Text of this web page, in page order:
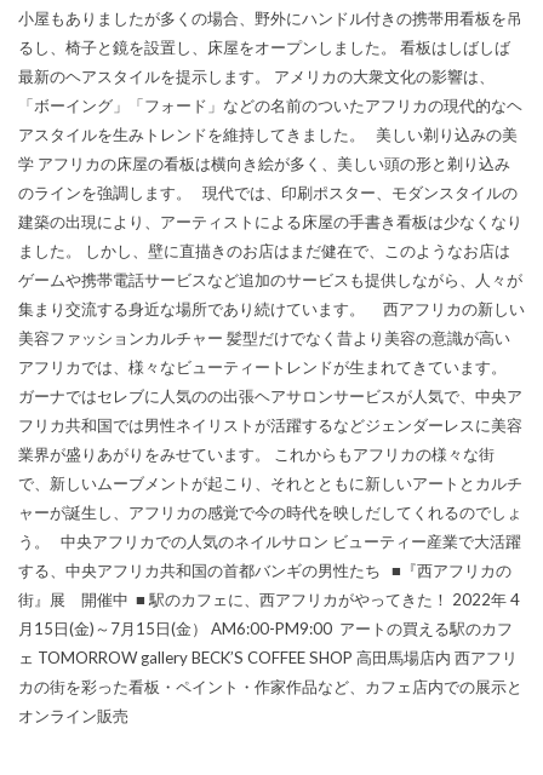
小屋もありましたが多くの場合、野外にハンドル付きの携帯用看板を吊
るし、椅子と鏡を設置し、床屋をオープンしました。 看板はしばしば
最新のヘアスタイルを提示します。 アメリカの大衆文化の影響は、
「ボーイング」「フォード」などの名前のついたアフリカの現代的なヘ
アスタイルを生みトレンドを維持してきました。 美しい剃り込みの美
学 アフリカの床屋の看板は横向き絵が多く、美しい頭の形と剃り込み
のラインを強調します。 現代では、印刷ポスター、モダンスタイルの
建築の出現により、アーティストによる床屋の手書き看板は少なくなり
ました。 しかし、壁に直描きのお店はまだ健在で、このようなお店は
ゲームや携帯電話サービスなど追加のサービスも提供しながら、人々が
集まり交流する身近な場所であり続けています。 西アフリカの新しい
美容ファッションカルチャー 髪型だけでなく昔より美容の意識が高い
アフリカでは、様々なビューティートレンドが生まれてきています。
ガーナではセレブに人気のの出張ヘアサロンサービスが人気で、中央ア
フリカ共和国では男性ネイリストが活躍するなどジェンダーレスに美容
業界が盛りあがりをみせています。 これからもアフリカの様々な街
で、新しいムーブメントが起こり、それとともに新しいアートとカルチ
ャーが誕生し、アフリカの感覚で今の時代を映しだしてくれるのでしょ
う。 中央アフリカでの人気のネイルサロン ビューティー産業で大活躍
する、中央アフリカ共和国の首都バンギの男性たち ■『西アフリカの
街』展 開催中 ■ 駅のカフェに、西アフリカがやってきた！ 2022年 4
月15日(金)～7月15日(金） AM6:00-PM9:00 アートの買える駅のカフ
ェ TOMORROW gallery BECK’S COFFEE SHOP 高田馬場店内 西アフリ
カの街を彩った看板・ペイント・作家作品など、カフェ店内での展示と
オンライン販売